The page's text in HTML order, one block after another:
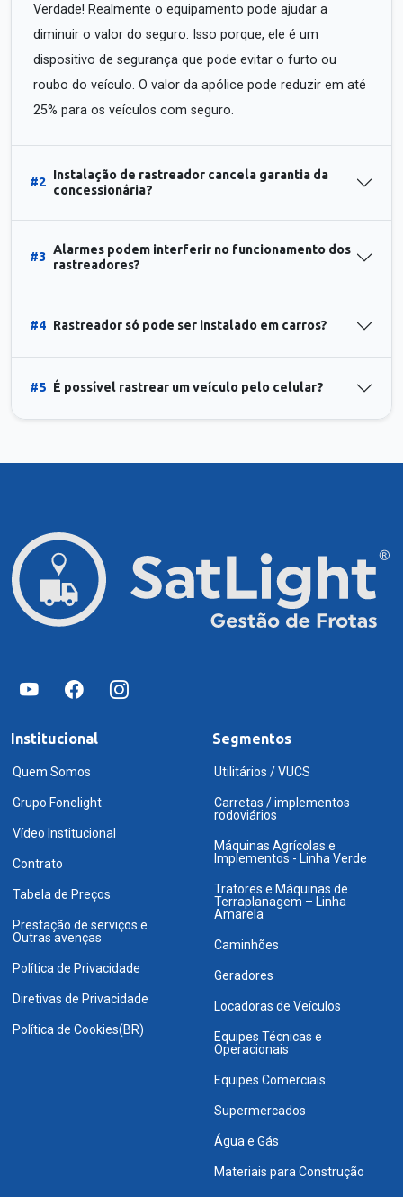
Verdade! Realmente o equipamento pode ajudar a
diminuir o valor do seguro. Isso porque, ele é um
dispositivo de segurança que pode evitar o furto ou
roubo do veículo. O valor da apólice pode reduzir em até
25% para os veículos com seguro.
#2
Instalação de rastreador cancela garantia da
concessionária?
#3
Alarmes podem interferir no funcionamento dos
rastreadores?
#4 Rastreador só pode ser instalado em carros?
#5 É possível rastrear um veículo pelo celular?
Institucional
Quem Somos
Grupo Fonelight
Vídeo Institucional
Contrato
Tabela de Preços
Prestação de serviços e
Outras avenças
Política de Privacidade
Diretivas de Privacidade
Política de Cookies(BR)
Segmentos
Utilitários / VUCS
Carretas / implementos
rodoviários
Máquinas Agrícolas e
Implementos - Linha Verde
Tratores e Máquinas de
Terraplanagem – Linha
Amarela
Caminhões
Geradores
Locadoras de Veículos
Equipes Técnicas e
Operacionais
Equipes Comerciais
Supermercados
Água e Gás
Materiais para Construção